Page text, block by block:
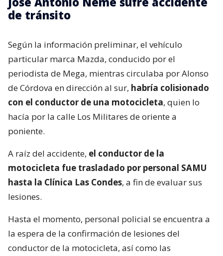
de tránsito
Según la información preliminar, el vehículo
particular marca Mazda, conducido por el
periodista de Mega, mientras circulaba por Alonso
de Córdova en dirección al sur, habría colisionado
con el conductor de una motocicleta, quien lo
hacía por la calle Los Militares de oriente a
poniente.
A raíz del accidente, el conductor de la
motocicleta fue trasladado por personal SAMU
hasta la Clínica Las Condes, a fin de evaluar sus
lesiones.
Hasta el momento, personal policial se encuentra a
la espera de la confirmación de lesiones del
conductor de la motocicleta, así como las